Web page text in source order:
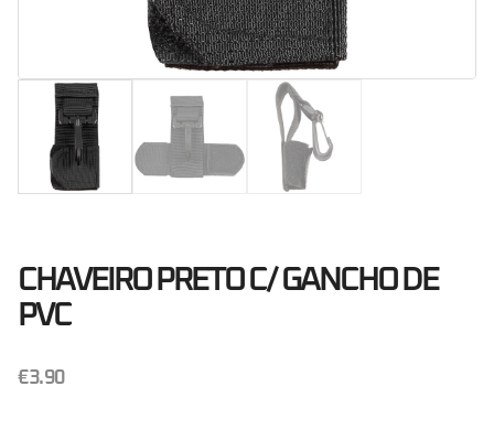
CHAVEIRO PRETO C/ GANCHO DE
PVC
€3.90